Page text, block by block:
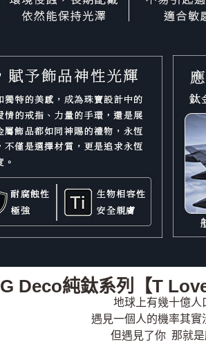
Deco純鈦系列【T
地球上有幾十億人
遇見一個人的機率其實
但遇見了你 那就